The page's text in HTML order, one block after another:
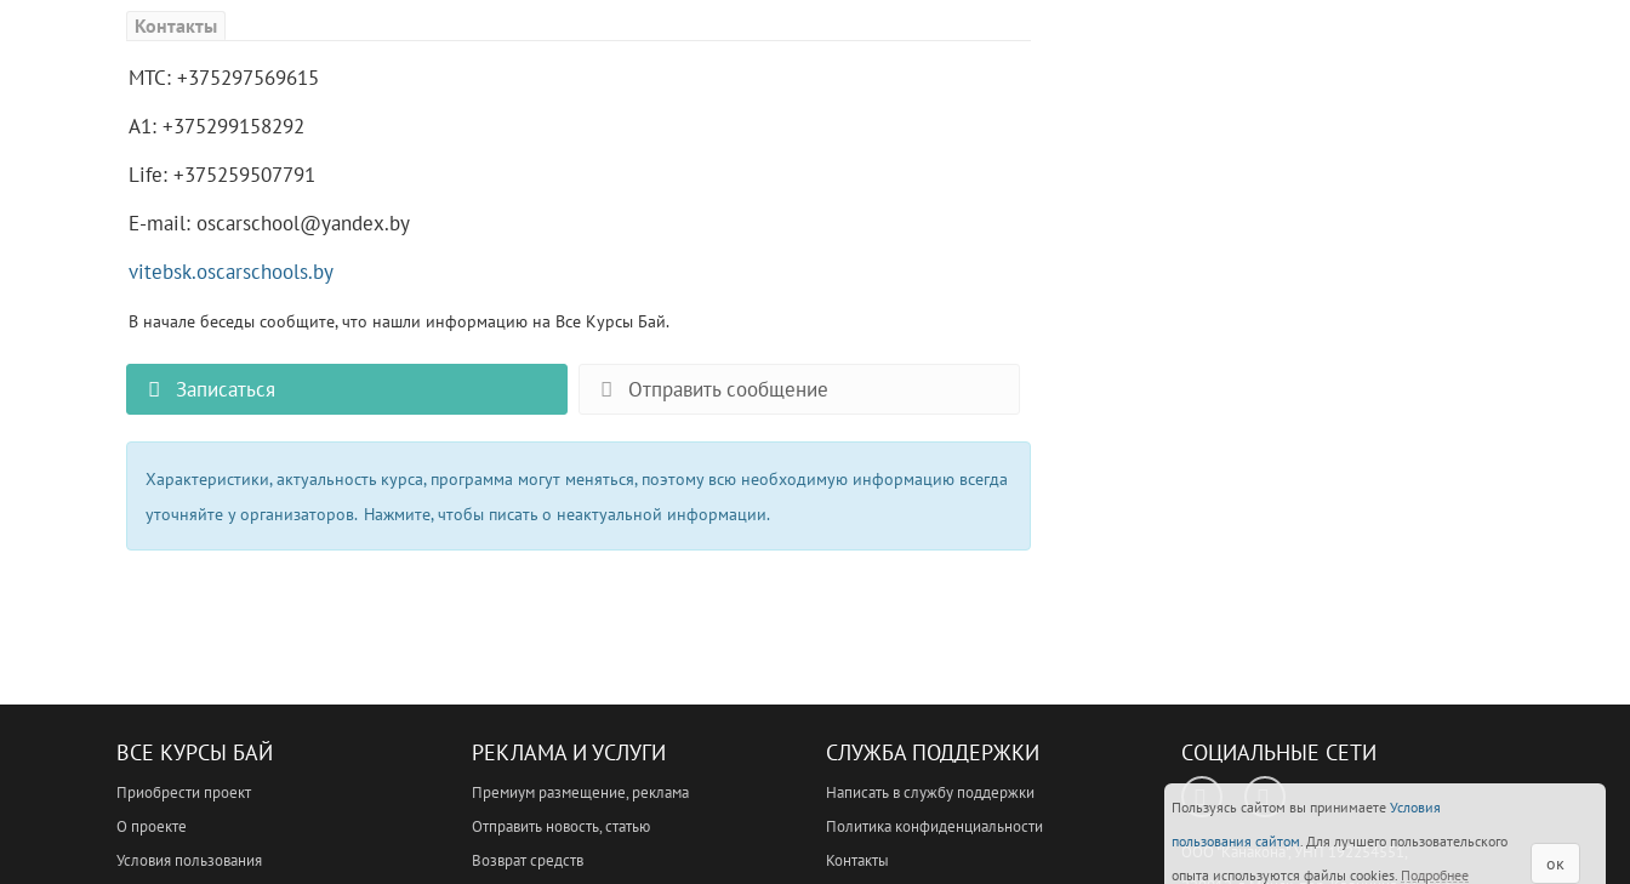
Контакты
МТС: +375297569615
А1: +375299158292
Life: +375259507791
E-mail: oscarschool@yandex.by
vitebsk.oscarschools.by
В начале беседы сообщите, что нашли информацию на Все Курсы Бай.
Записаться Отправить сообщение
Характеристики, актуальность курса, программа могут меняться, поэтому всю необходимую информацию всегда
уточняйте у организаторов. Нажмите, чтобы писать о неактуальной информации.
ВСЕ КУРСЫ БАЙ
Приобрести проект
О проекте
Условия пользования
РЕКЛАМА И УСЛУГИ
Премиум размещение, реклама
Отправить новость, статью
Возврат средств
СЛУЖБА ПОДДЕРЖКИ
Написать в службу поддержки
Политика конфиденциальности
Контакты
СОЦИАЛЬНЫЕ СЕТИ
ООО "Канакона", УНП 192254551,
Пользуясь сайтом вы принимаете Условия
пользования сайтом. Для лучшего пользовательского
опыта используются файлы cookies. Подробнее
ок